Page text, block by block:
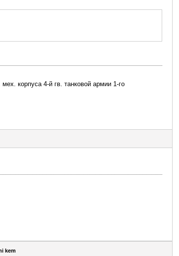
корпуса 4-й гв. танковой армии 1-го
kem